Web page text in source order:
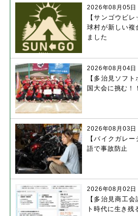
【サンゴウビ
球村が新しい複
ました
2026年08月05日
【多治見ソフ
国大会に挑む！！
2026年08月04日
【バイクガレ
語で事故防止
2026年08月03日
【多治見商工
ト時代に生き残
2026年08月02日